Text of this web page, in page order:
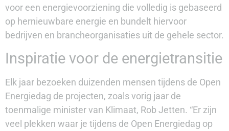
voor een energievoorziening die volledig is gebaseerd
op hernieuwbare energie en bundelt hiervoor
bedrijven en brancheorganisaties uit de gehele sector.
Inspiratie voor de energietransitie
Elk jaar bezoeken duizenden mensen tijdens de Open
Energiedag de projecten, zoals vorig jaar de
toenmalige minister van Klimaat, Rob Jetten. “Er zijn
veel plekken waar je tijdens de Open Energiedag op